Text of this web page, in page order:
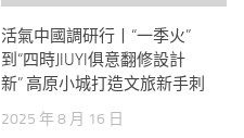
活氣中國調研行丨“一季火”
到“四時JIUYI俱意翻修設計
新” 高原小城打造文旅新手刺
2025 年 8 月 16 日